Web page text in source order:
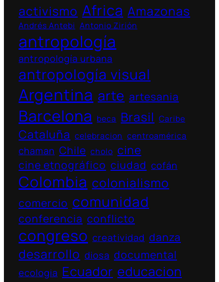
activismo Africa Amazonas
Andrés Antebi Antonio Zirión
antropología
antropología urbana
antropología visual
Argentina arte artesania
Barcelona beca Brasil Caribe
Cataluña celebracion centroamérica
chaman Chile cholo cine
cine etnográfico ciudad cofán
Colombia colonialismo
comercio comunidad
conferencia conflicto
congreso creatividad danza
desarrollo diosa documental
ecologia Ecuador educacion